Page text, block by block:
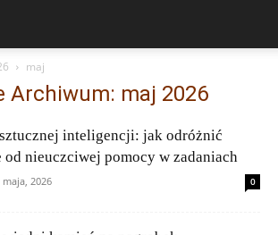
maj
Archiwum: maj 2026
inteligencji: jak odróżnić
od nieuczciwej pomocy w zadaniach
maja, 2026 0